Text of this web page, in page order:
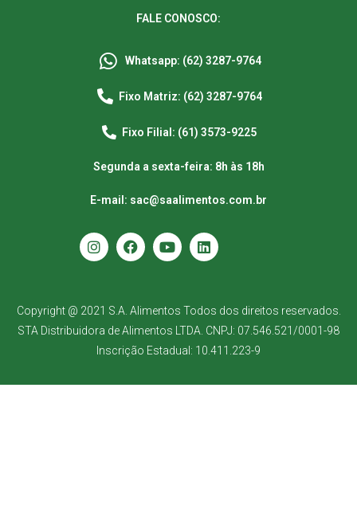
FALE CONOSCO:
Whatsapp: (62) 3287-9764
Fixo Matriz: (62) 3287-9764
Fixo Filial: (61) 3573-9225
Segunda a sexta-feira: 8h às 18h
E-mail: sac@saalimentos.com.br
Copyright @ 2021 S.A. Alimentos Todos dos direitos reservados.
STA Distribuidora de Alimentos LTDA. CNPJ: 07.546.521/0001-98
Inscrição Estadual: 10.411.223-9